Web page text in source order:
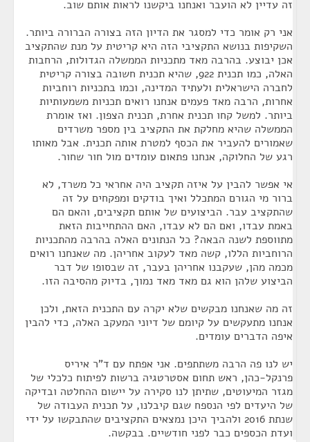
זה עדיין לא הועבר ואנחנו ביקשנו לראות אותם שוב.
אני רק אומר כדי למסגר את הדיון הזה בצורה הברורה ביותר.
השקיפות בנושא התקציבי הזה היא קריטית על מנת שהתקציב
אכן יבוצע. בהרבה מאד מתכניות הממשלה הגדולות, הרחבות
האלה, כמו תכנית 922, שהיא תכנית חשובה בצורה קריטית
לחברה הישראלית ולעתיד המדינה, וכמו בתכניות רוחביות
אחרות, הרבה מאד פעמים אנחנו רואים תכניות משמעותיות
ביותר. למשל קחו תכנית אחרת, תכנית הצפון. ואז אומרת
הממשלה שהיא מחלקת את התקציב בין מספר משרדים
שאמורים להעביר את הכסף למטרת אותה תכנית. אבל מאותו
רגע של החלוקה, אנחנו פתאום עומדים מול חור שחור.
אי אפשר להבין על איזה תקציב היה אחראי כל משרד, לא
ברור מי הגורם המתכלל ואיך בודקים ומפקחים על זה
שהתקציב עבר. הביצועים של אותם תקציבים, והאם הם
באמת עבדו, ואם הם לא עבדו, האם ההתחייבות הזאת
מתווספת לשנה הבאה? כל הנתונים האלה בהרבה מהתכניות
הרוחביות הללו, קשה מאד לעקוב אחריהן. מה שאנחנו רואים
מכמה מהן, שעקבנו אחריהן בעבר, זה שבסופו של דבר
הביצוע שלהן הוא גם מאד מאד נמוך, בדיוק מהסיבה הזו.
זה מה שאנחנו מבקשים שלא יקרה עם התכנית הזאת, ולכן
אנחנו מתעקשים על קיומם של דיוני המעקב האלה, כדי להבין
איפה הדברים עומדים.
יש לנו פה הרבה משתתפים. אני אפתח עם ד"ר איריס
פרנקל-כהן, ראש תחום אסטרטגיה ברשות לפיתוח כלכלי של
מגזר המיעוטים, שתיתן לנו סקירה על יישום ההחלטה ובדיקה
של היעדים לפי הנספח שגם קיבלנו, על תכנית העבודה של
שנתת 2016 ולהביך היכן נמצאים התקציבים שהתבקשו על ידי
ועדת הכספים כבר לפני חודשיים. בבקשה.